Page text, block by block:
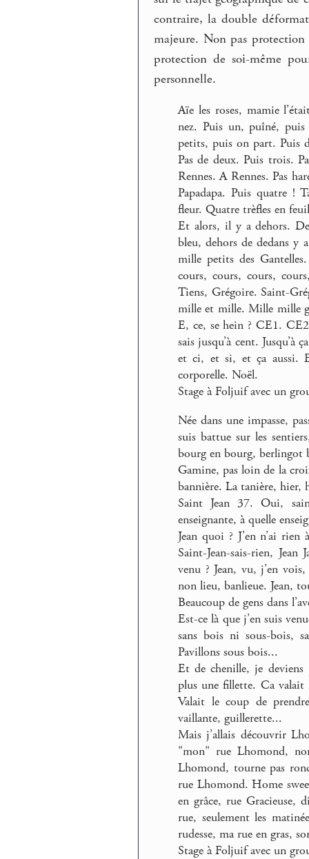
contraire, la double
majeure. Non pas
protection de soi-même
personnelle.
Aïe les roses, mamie
nez. Puis un, puîné,
petits, puis on part. Puis
Pas de deux. Puis trois.
Rennes. A Rennes. Pas
Papadapa. Puis quatre !
fleur. Quatre trèfles en
Et alors, il y a dehors.
bleu, dehors de dedans y
mille petits des
cours, cours, cours,
Tiens, Grégoire. Saint-
mille et mille. Mille mille
E, ce, se hein ? CE1.
sais jusqu’à cent.
et ci, et si, et ça aussi.
corporelle. Noël.
Stage à Foljuif avec un
Née dans une impasse,
suis battue sur les
bourg en bourg, berlingot
Gamine, pas loin de la
bannière. La tanière, hier,
Saint Jean 37. Oui,
enseignante, à quelle
Jean quoi ? J’en n’ai
Saint-Jean-sais-rien,
venu ? Jean, vu, j’en
non lieu, banlieue. Jean,
Beaucoup de gens dans
Est-ce là que j’en suis
sans bois ni sous-bois,
Pavillons sous bois...
Et de chenille, je deviens
plus une fillette. Ca valait
Valait le coup de
vaillante, guillerette...
Mais j’allais découvrir
"mon" rue Lhomond,
Lhomond, tourne pas
rue Lhomond. Home
en grâce, rue Gracieuse,
rue, seulement les
rudesse, ma rue en gras,
Stage à Foljuif avec un